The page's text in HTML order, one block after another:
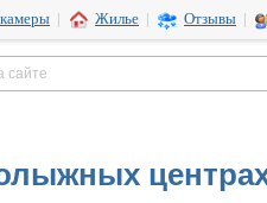
Жилье Отзывы